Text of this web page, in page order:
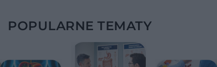
POPULARNE TEMATY